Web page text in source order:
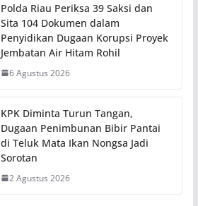
Polda Riau Periksa 39 Saksi dan
Sita 104 Dokumen dalam
Penyidikan Dugaan Korupsi Proyek
Jembatan Air Hitam Rohil
6 Agustus 2026
KPK Diminta Turun Tangan,
Dugaan Penimbunan Bibir Pantai
di Teluk Mata Ikan Nongsa Jadi
Sorotan
2 Agustus 2026